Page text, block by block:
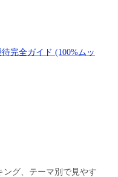
完全ガイド (100%ムッ
グ、テーマ別で見やす